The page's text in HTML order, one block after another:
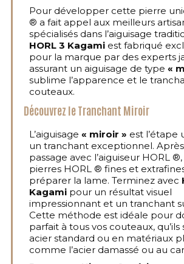
Pour développer cette pierre
® a fait appel aux meilleurs
spécialisés dans l’aiguisage
HORL 3 Kagami est fabriqué
pour la marque par des experts
assurant un aiguisage de type «
sublime l’apparence et le
couteaux.
Découvrez le Tranchant Miroir
L’aiguisage « miroir » est l’étape
un tranchant exceptionnel.
passage avec l’aiguiseur HORL
pierres HORL ® fines et
préparer la lame. Terminez avec
Kagami pour un résultat visuel
impressionnant et un tranchant
Cette méthode est idéale pour
parfait à tous vos couteaux, qu’ils
acier standard ou en matériaux
comme l’acier damassé ou au